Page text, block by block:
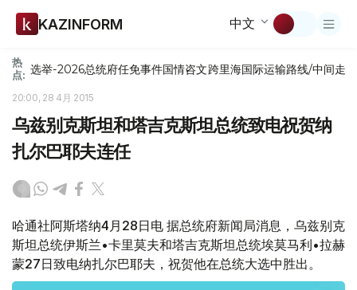
KAZINFORM 中文
热
点: 选举-2026总统府任免事件国情咨文跨里海国际运输路线/中间走廊
20:00, 28 4月 2015
乌兹别克斯坦和塔吉克斯坦总统致电祝贺纳
扎尔巴耶夫连任
哈通社阿斯塔纳4月28日电 据总统府新闻局消息，乌兹别克
斯坦总统伊斯兰•卡里莫夫和塔吉克斯坦总统埃莫马利•拉赫
蒙27日致电纳扎尔巴耶夫，祝贺他在总统大选中胜出。